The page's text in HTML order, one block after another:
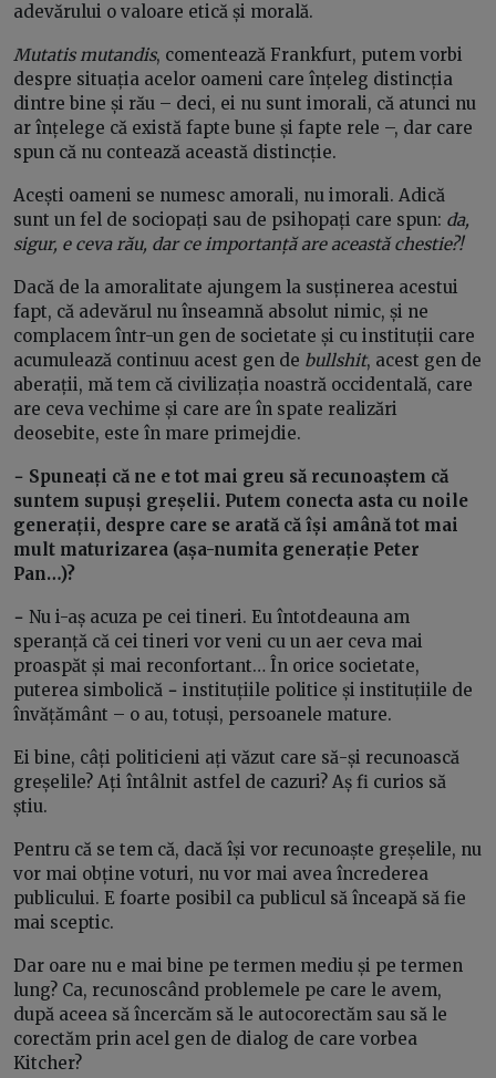
adevărului o valoare etică și morală.
Mutatis mutandis, comentează Frankfurt, putem vorbi
despre situația acelor oameni care înțeleg distincția
dintre bine și rău – deci, ei nu sunt imorali, că atunci nu
ar înțelege că există fapte bune și fapte rele –, dar care
spun că nu contează această distincție.
Acești oameni se numesc amorali, nu imorali. Adică
sunt un fel de sociopați sau de psihopați care spun: da,
sigur, e ceva rău, dar ce importanță are această chestie?!
Dacă de la amoralitate ajungem la susținerea acestui
fapt, că adevărul nu înseamnă absolut nimic, și ne
complacem într-un gen de societate și cu instituții care
acumulează continuu acest gen de bullshit, acest gen de
aberații, mă tem că civilizația noastră occidentală, care
are ceva vechime și care are în spate realizări
deosebite, este în mare primejdie.
− Spuneați că ne e tot mai greu să recunoaștem că
suntem supuși greșelii. Putem conecta asta cu noile
generații, despre care se arată că își amână tot mai
mult maturizarea (așa-numita generație Peter
Pan…)?
− Nu i-aș acuza pe cei tineri. Eu întotdeauna am
speranță că cei tineri vor veni cu un aer ceva mai
proaspăt și mai reconfortant… În orice societate,
puterea simbolică − instituțiile politice și instituțiile de
învățământ – o au, totuși, persoanele mature.
Ei bine, câți politicieni ați văzut care să-și recunoască
greșelile? Ați întâlnit astfel de cazuri? Aș fi curios să
știu.
Pentru că se tem că, dacă își vor recunoaște greșelile, nu
vor mai obține voturi, nu vor mai avea încrederea
publicului. E foarte posibil ca publicul să înceapă să fie
mai sceptic.
Dar oare nu e mai bine pe termen mediu și pe termen
lung? Ca, recunoscând problemele pe care le avem,
după aceea să încercăm să le autocorectăm sau să le
corectăm prin acel gen de dialog de care vorbea
Kitcher?